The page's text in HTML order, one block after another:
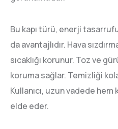
Bu kapı türü, enerji
da avantajlıdır. Hava
sıcaklığı korunur. Toz ve
koruma sağlar. Temizliği
Kullanıcı, uzun vadede
elde eder.